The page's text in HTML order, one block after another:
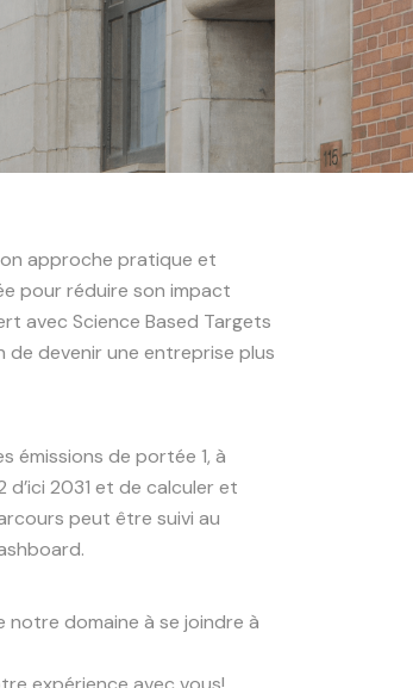
approche pratique et
pour réduire son impact
avec Science Based Targets
devenir une entreprise plus
émissions de portée 1, à
2031 et de calculer et
peut être suivi au
.
domaine à se joindre à